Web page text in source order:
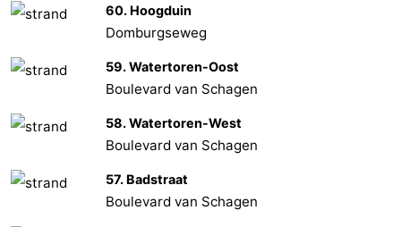
60. Hoogduin
Domburgseweg
59. Watertoren-Oost
Boulevard van Schagen
58. Watertoren-West
Boulevard van Schagen
57. Badstraat
Boulevard van Schagen